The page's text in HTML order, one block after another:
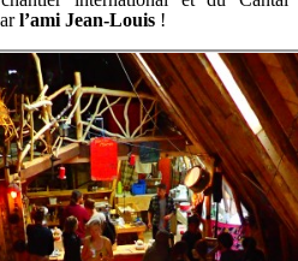
l’ami Jean-Louis !